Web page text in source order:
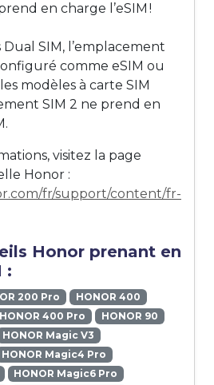
en charge l’eSIM !
SIM, l’emplacement
comme eSIM ou
modèles à carte SIM
SIM 2 ne prend en
visitez la page
Honor :
fr/support/content/fr-
Honor prenant en
:
200 Pro
HONOR 400
HONOR 400 Pro
HONOR 90
HONOR Magic V3
HONOR Magic4 Pro
HONOR Magic6 Pro